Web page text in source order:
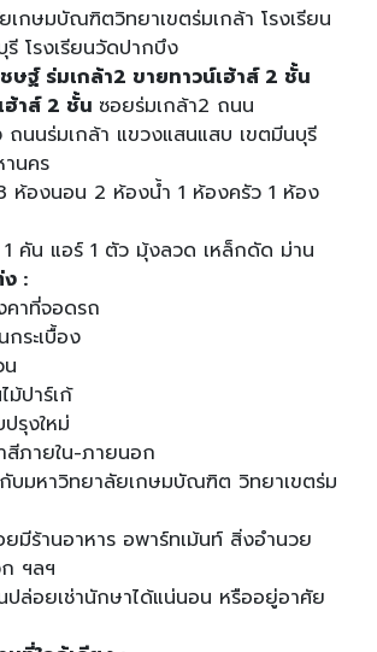
เกษมบัณฑิตวิทยาเขตร่มเกล้า โรงเรียน
รี โรงเรียนวัดปากบึง
ษฐ์ ร่มเกล้า2 ขายทาวน์เฮ้าส์ 2 ชั้น
ฮ้าส์ 2 ชั้น ซอยร่มเกล้า2 ถนน
ถนนร่มเกล้า แขวงแสนแสบ เขตมีนบุรี
นคร
ห้องนอน 2 ห้องน้ำ 1 ห้องครัว 1 ห้อง
คัน แอร์ 1 ตัว มุ้งลวด เหล็กดัด ม่าน
:
คาที่จอดรถ
ระเบื้อง
ปาร์เก้
รุงใหม่
สีภายใน-ภายนอก
บมหาวิทยาลัยเกษมบัณฑิต วิทยาเขตร่ม
มีร้านอาหาร อพาร์ทเม้นท์ สิ่งอำนวย
ฯลฯ
ปล่อยเช่านักษาได้แน่นอน หรืออยู่อาศัย